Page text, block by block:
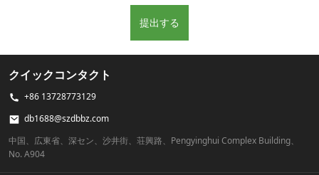
提出する
クイックコンタクト
+86 13728773129
db1688@szdbbz.com
中国、広東省、深セン、沙井街、荘興路、Pengyinghui Complex Building、
No. A904